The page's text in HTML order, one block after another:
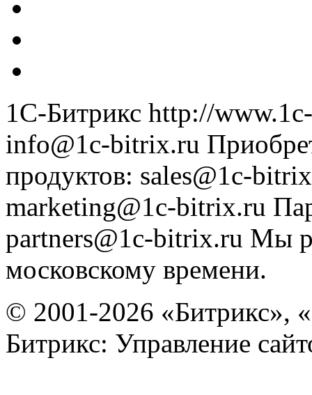
1С-Битрикс http://
info@1c-bitrix.ru
продуктов: sales@1c-
marketing@1c-bitrix.ru
partners@1c-bitrix.ru Мы
московскому времени.
© 2001-2026 «Битрикс»,
Битрикс: Управление